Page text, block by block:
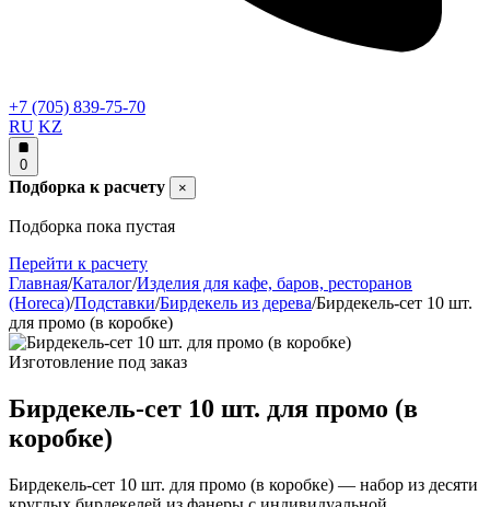
+7 (705) 839-75-70
RU KZ
0
Подборка к расчету ×
Подборка пока пустая
Перейти к расчету
Главная/Каталог/Изделия для кафе, баров, ресторанов
(Horeca)/Подставки/Бирдекель из дерева/Бирдекель-сет 10 шт.
для промо (в коробке)
Изготовление под заказ
Бирдекель-сет 10 шт. для промо (в
коробке)
Бирдекель-сет 10 шт. для промо (в коробке) — набор из десяти